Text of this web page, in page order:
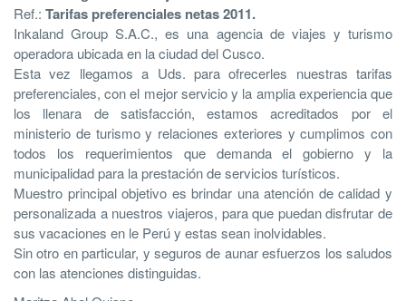
Ref.: Tarifas preferenciales netas 2011.
Inkaland Group S.A.C., es una agencia de viajes y turismo
operadora ubicada en la ciudad del Cusco.
Esta vez llegamos a Uds. para ofrecerles nuestras tarifas
preferenciales, con el mejor servicio y la amplia experiencia que
los llenara de satisfacción, estamos acreditados por el
ministerio de turismo y relaciones exteriores y cumplimos con
todos los requerimientos que demanda el gobierno y la
municipalidad para la prestación de servicios turísticos.
Muestro principal objetivo es brindar una atención de calidad y
personalizada a nuestros viajeros, para que puedan disfrutar de
sus vacaciones en le Perú y estas sean inolvidables.
Sin otro en particular, y seguros de aunar esfuerzos los saludos
con las atenciones distinguidas.